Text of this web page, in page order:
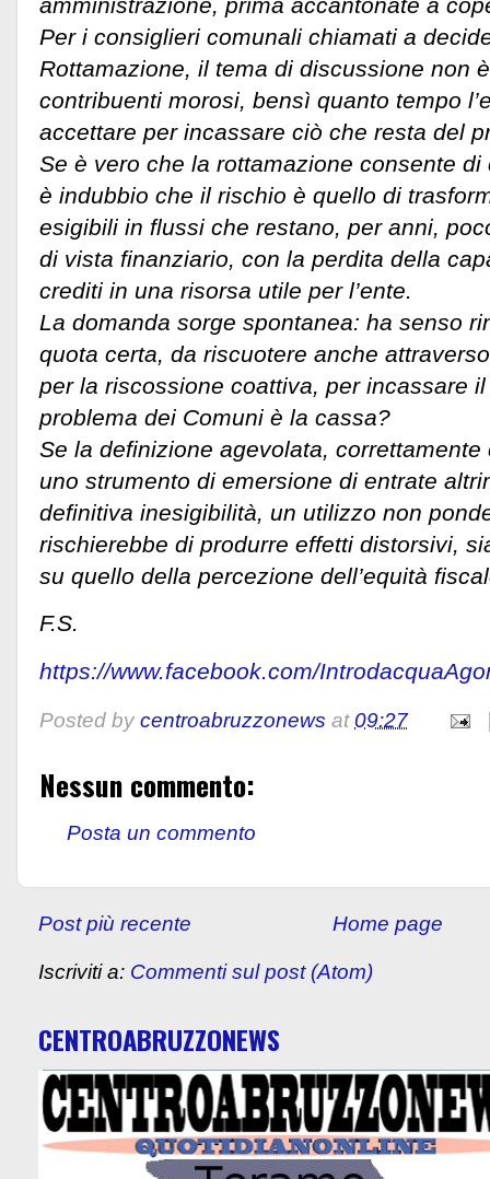
Per i consiglieri comunali chiamati a
Rottamazione, il tema di discussione non
contribuenti morosi, bensì quanto tempo
accettare per incassare ciò che resta del
Se è vero che la rottamazione consente
è indubbio che il rischio è quello di
esigibili in flussi che restano, per anni,
di vista finanziario, con la perdita della
crediti in una risorsa utile per l’ente.
La domanda sorge spontanea: ha senso
quota certa, da riscuotere anche
per la riscossione coattiva, per incassare
problema dei Comuni è la cassa?
Se la definizione agevolata,
uno strumento di emersione di entrate
definitiva inesigibilità, un utilizzo non
rischierebbe di produrre effetti distorsivi,
su quello della percezione dell’equità
F.S.
https://www.facebook.com/
Posted by centroabruzzonews at09:27
Nessun commento:
Posta un commento
Post più recente Home page
Iscriviti a: Commenti sul post (Atom)
CENTROABRUZZONEWS